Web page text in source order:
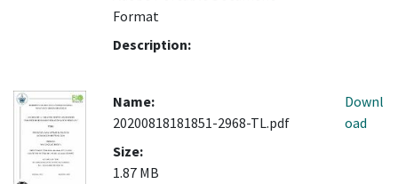
Format
Description:
Name:
20200818181851-2968-TL.pdf
Size:
1.87 MB
Downl
oad